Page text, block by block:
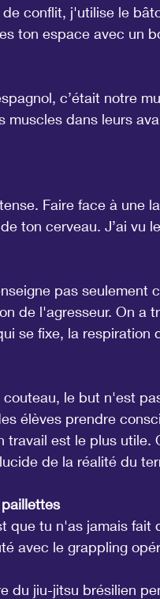
conflit, j'utilise le
ton espace avec un
c’était notre
muscles dans leurs
Faire face à une
ton cerveau. J’ai vu
pas seulement
de l'agresseur. On a
se fixe, la respiration
le but n'est
élèves prendre
est le plus utile.
de la réalité du
que tu n'as jamais fait
avec le grappling
du jiu-jitsu brésilien